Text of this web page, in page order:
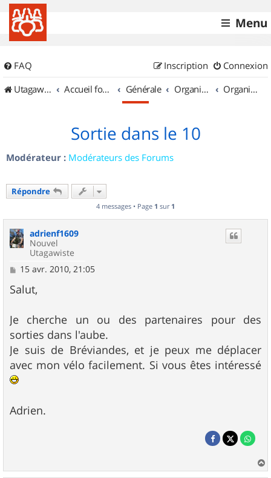
Menu
FAQ Connexion
Inscription
UtagawaVTT (Randos VTT et VTTAE avec traces GPS)
Accueil forum Générale Organisation de sorties & Recherche de partenaires Organisation de sorties en région Champagne Ardenne
Sortie dans le 10
Modérateur : Modérateurs des Forums
Répondre
4 messages • Page 1 sur 1
adrienf1609
Nouvel
Utagawiste
M
s
s
g
e
15 avr. 2010, 21:05
Salut,
Je cherche un ou des partenaires pour des
sorties dans l'aube.
Je suis de Bréviandes, et je peux me déplacer
avec mon vélo facilement. Si vous êtes intéressé
Adrien.
a